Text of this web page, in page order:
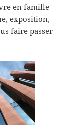
en famille
exposition,
faire passer